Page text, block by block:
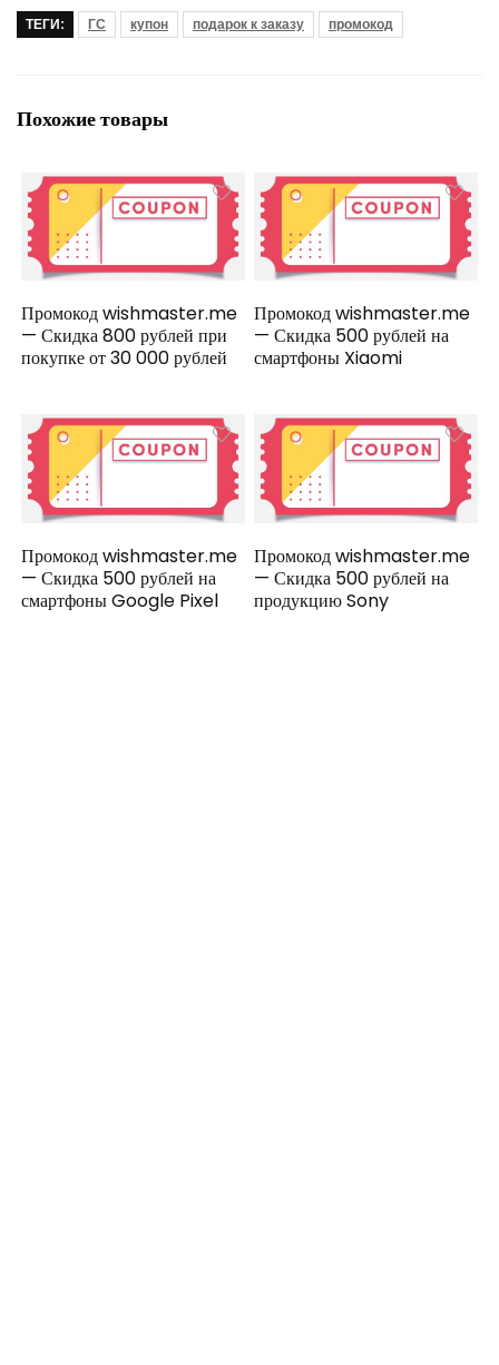
ТЕГИ: ГС купон подарок к заказу промокод
Похожие товары
Промокод wishmaster.me
— Скидка 800 рублей при
покупке от 30 000 рублей
Промокод wishmaster.me
— Скидка 500 рублей на
смартфоны Xiaomi
Промокод wishmaster.me
— Скидка 500 рублей на
смартфоны Google Pixel
Промокод wishmaster.me
— Скидка 500 рублей на
продукцию Sony